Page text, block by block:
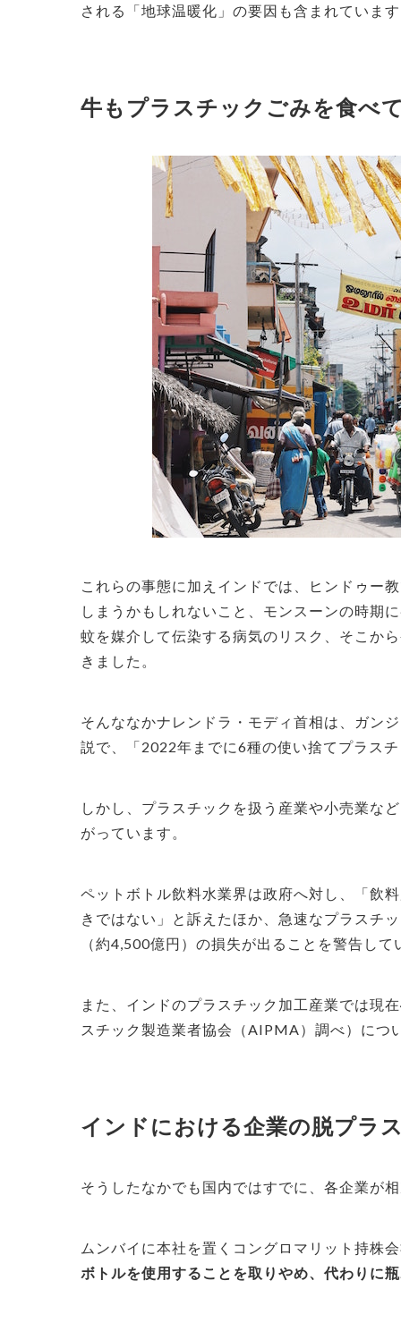
される「地球温暖化」の要因も含まれていま
牛もプラスチックごみを食べ
これらの事態に加えインドでは、ヒンドゥー
しまうかもしれないこと、モンスーンの時期
蚊を媒介して伝染する病気のリスク、そこか
きました。
そんななかナレンドラ・モディ首相は、ガン
説で、「2022年までに6種の使い捨てプラス
しかし、プラスチックを扱う産業や小売業な
がっています。
ペットボトル飲料水業界は政府へ対し、「飲
きではない」と訴えたほか、急速なプラスチ
（約4,500億円）の損失が出ることを警告し
また、インドのプラスチック加工産業では現
スチック製造業者協会（AIPMA）調べ）につ
インドにおける企業の脱プラ
そうしたなかでも国内ではすでに、各企業が
ムンバイに本社を置くコングロマリット持株
ボトルを使用することを取りやめ、代わりに